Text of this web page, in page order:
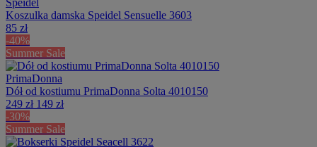
Koszulka damska Speidel Sensuelle 3603
85 zł
-40%
Summer Sale
PrimaDonna
Dół od kostiumu PrimaDonna Solta 4010150
249 zł 149 zł
-30%
Summer Sale